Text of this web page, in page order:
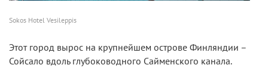
Sokos Hotel Vesileppis
Этот город вырос на крупнейшем острове Финляндии –
Сойсало вдоль глубоководного Сайменского канала.